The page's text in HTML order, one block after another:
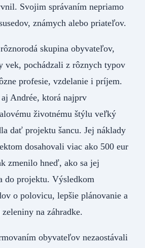
Svojim správaním nepriamo
známych alebo priateľov.
skupina obyvateľov,
vek, pochádzali z rôznych typov
profesie, vzdelanie i príjem.
Andrée, ktorá najprv
životnému štýlu veľký
dať projektu šancu. Jej náklady
dosahovali viac ako 500 eur
zmenilo hneď, ako sa jej
do projektu. Výsledkom
o polovicu, lepšie plánovanie a
na záhradke.
obyvateľov nezaostávali